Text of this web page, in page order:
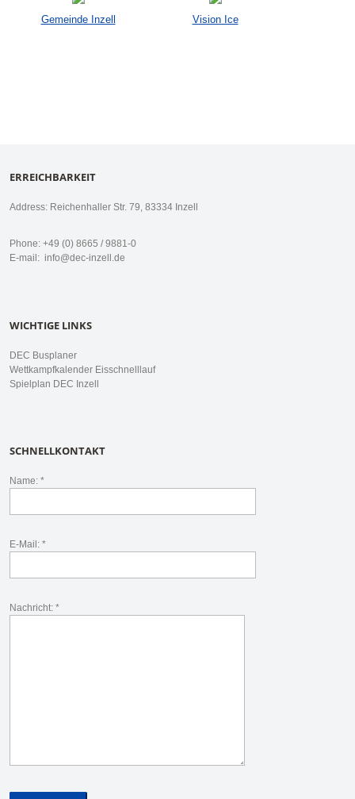
Gemeinde Inzell Vision Ice
ERREICHBARKEIT
Address: Reichenhaller Str. 79, 83334 Inzell
Phone: +49 (0) 8665 / 9881-0
E-mail: info@dec-inzell.de
WICHTIGE LINKS
DEC Busplaner
Wettkampfkalender Eisschnelllauf
Spielplan DEC Inzell
SCHNELLKONTAKT
Name: *
E-Mail: *
Nachricht: *